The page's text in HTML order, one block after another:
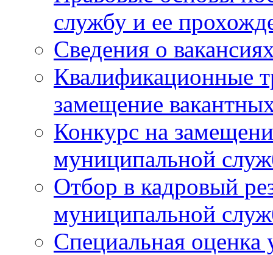
службу и ее
Сведения о
Квалификационные
замещение
Конкурс на
муниципальной
Отбор в кадровый
муниципальной
Специальная оценка